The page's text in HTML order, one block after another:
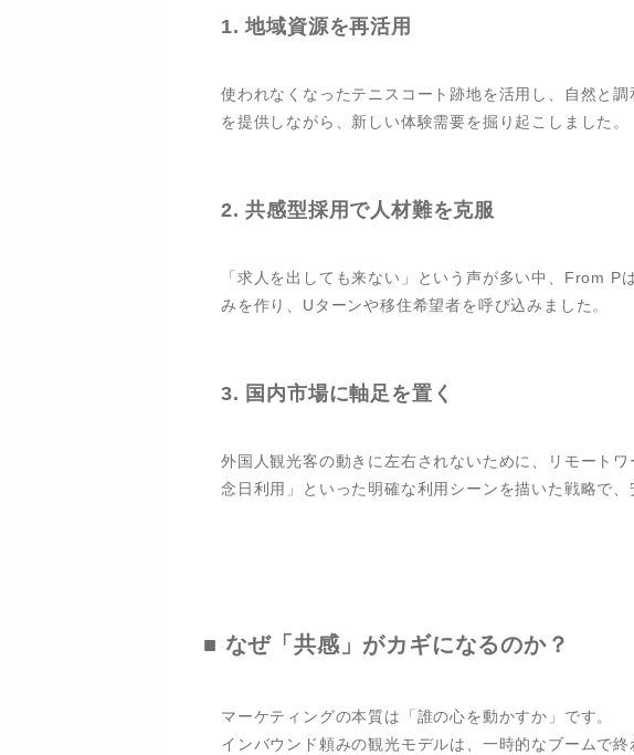
1.地域資源を再活用
使われなくなったテニスコート跡地を活用し、自然と
を提供しながら、新しい体験需要を掘り起こしました。
2.共感型採用で人材難を克服
「求人を出しても来ない」という声が多い中、From P
みを作り、Uターンや移住希望者を呼び込みました。
3. 国内市場に軸足を置く
外国人観光客の動きに左右されないために、リモート
念日利用」といった明確な利用シーンを描いた戦略で、
■ なぜ「共感」がカギになるのか？
マーケティングの本質は「誰の心を動かすか」です。
インバウンド頼みの観光モデルは、一時的なブームで終